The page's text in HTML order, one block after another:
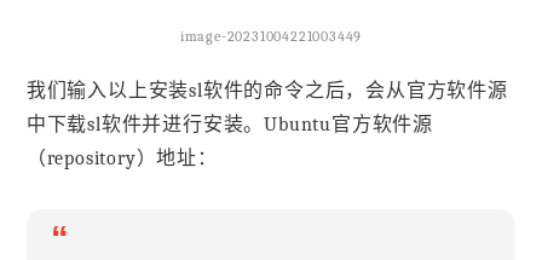
image-20231004221003449
我们输入以上安装sl软件的命令之后，会从官方软件源
中下载sl软件并进行安装。Ubuntu官方软件源
（repository）地址：
“